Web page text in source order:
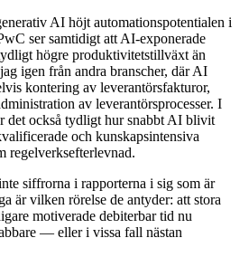
AI höjt automationspotentialen i
ser samtidigt att AI-exponerade
högre produktivitetstillväxt än
igen från andra branscher, där AI
kontering av leverantörsfakturor,
av leverantörsprocesser. I
det också tydligt hur snabbt AI blivit
och kunskapsintensiva
regelverksefterlevnad.
siffrorna i rapporterna i sig som är
är vilken rörelse de antyder: att stora
motiverade debiterbar tid nu
— eller i vissa fall nästan